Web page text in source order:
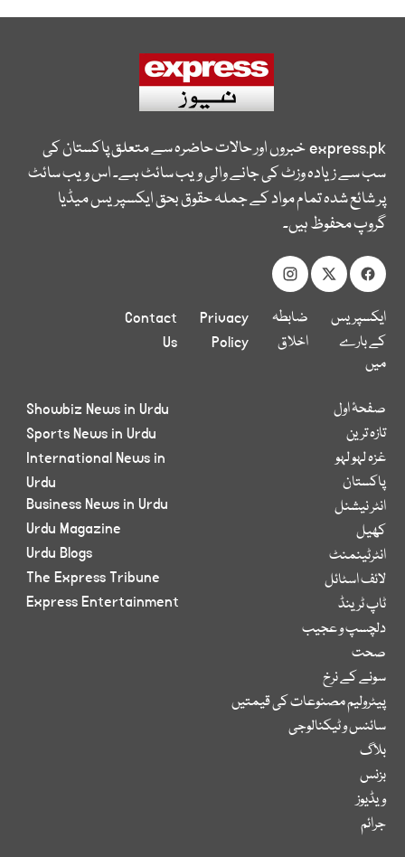
express.pkخبروں اور حالات حاضرہ سے متعلق پاکستان کی
سب سے زیادہ وزٹ کی جانے والی ویب سائٹ ہے۔ اس ویب سائٹ
پر شائع شدہ تمام مواد کے جملہ حقوق بحق ایکسپریس میڈیا
گروپ محفوظ ہیں۔
ایکسپریس
کے بارے
میں
ضابطہ
اخلاق
Privacy
Policy
Contact
Us
صفحۂ اول
تازہ ترین
غزہ لہو لہو
پاکستان
انٹر نیشنل
کھیل
انٹرٹینمنٹ
لائف اسٹائل
ٹاپ ٹرینڈ
دلچسپ و عجیب
صحت
سونے کے نرخ
پیٹرولیم مصنوعات کی قیمتیں
سائنس و ٹیکنالوجی
بلاگ
بزنس
ویڈیوز
جرائم
Showbiz News in Urdu
Sports News in Urdu
International News in
Urdu
Business News in Urdu
Urdu Magazine
Urdu Blogs
The Express Tribune
Express Entertainment